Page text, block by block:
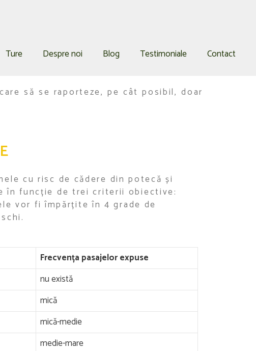
Ture Despre noi Blog Testimoniale Contact
să se raporteze, pe cât posibil, doar
cu risc de cădere din potecă și
în funcție de trei criterii obiective:
vor fi împărțite în 4 grade de
Frecvența pasajelor expuse
nu există
mică
mică-medie
medie-mare